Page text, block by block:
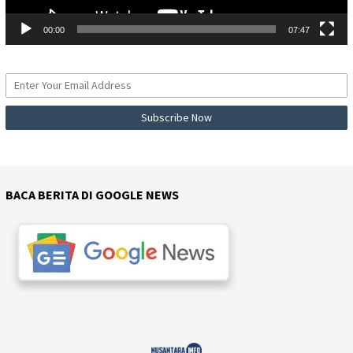
00:00 07:47
BACA BERITA DI GOOGLE NEWS